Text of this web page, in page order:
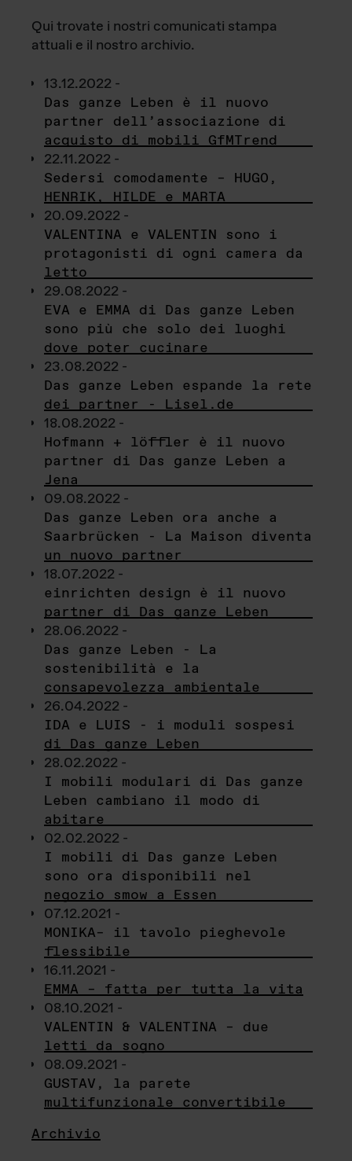
Qui trovate i nostri comunicati stampa
attuali e il nostro archivio.
13.12.2022 -
Das ganze Leben è il nuovo
partner dell’associazione di
acquisto di mobili GfMTrend
22.11.2022 -
Sedersi comodamente – HUGO,
HENRIK, HILDE e MARTA
20.09.2022 -
VALENTINA e VALENTIN sono i
protagonisti di ogni camera da
letto
29.08.2022 -
EVA e EMMA di Das ganze Leben
sono più che solo dei luoghi
dove poter cucinare
23.08.2022 -
Das ganze Leben espande la rete
dei partner - Lisel.de
18.08.2022 -
Hofmann + löffler è il nuovo
partner di Das ganze Leben a
Jena
09.08.2022 -
Das ganze Leben ora anche a
Saarbrücken - La Maison diventa
un nuovo partner
18.07.2022 -
einrichten design è il nuovo
partner di Das ganze Leben
28.06.2022 -
Das ganze Leben - La
sostenibilità e la
consapevolezza ambientale
26.04.2022 -
IDA e LUIS - i moduli sospesi
di Das ganze Leben
28.02.2022 -
I mobili modulari di Das ganze
Leben cambiano il modo di
abitare
02.02.2022 -
I mobili di Das ganze Leben
sono ora disponibili nel
negozio smow a Essen
07.12.2021 -
MONIKA– il tavolo pieghevole
flessibile
16.11.2021 -
EMMA – fatta per tutta la vita
08.10.2021 -
VALENTIN & VALENTINA – due
letti da sogno
08.09.2021 -
GUSTAV, la parete
multifunzionale convertibile
Archivio